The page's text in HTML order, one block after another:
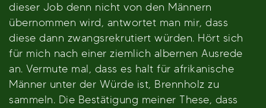
dieser Job denn nicht von den Männern
übernommen wird, antwortet man mir, dass
diese dann zwangsrekrutiert würden. Hört sich
für mich nach einer ziemlich albernen Ausrede
an. Vermute mal, dass es halt für afrikanische
Männer unter der Würde ist, Brennholz zu
sammeln. Die Bestätigung meiner These, dass